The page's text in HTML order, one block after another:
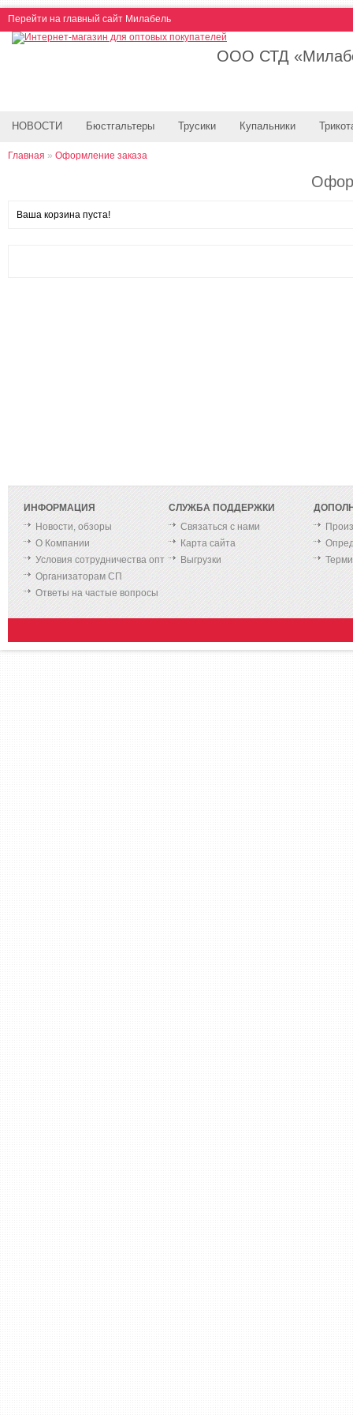
Перейти на главный сайт Милабель
ООО СТД
НОВОСТИ Бюстгальтеры Трусики Купальники
Главная » Оформление заказа
Ваша корзина пуста!
ИНФОРМАЦИЯ
Новости, обзоры
О Компании
Условия сотрудничества опт
Организаторам СП
Ответы на частые вопросы
СЛУЖБА ПОДДЕРЖКИ
Связаться с нами
Карта сайта
Выгрузки